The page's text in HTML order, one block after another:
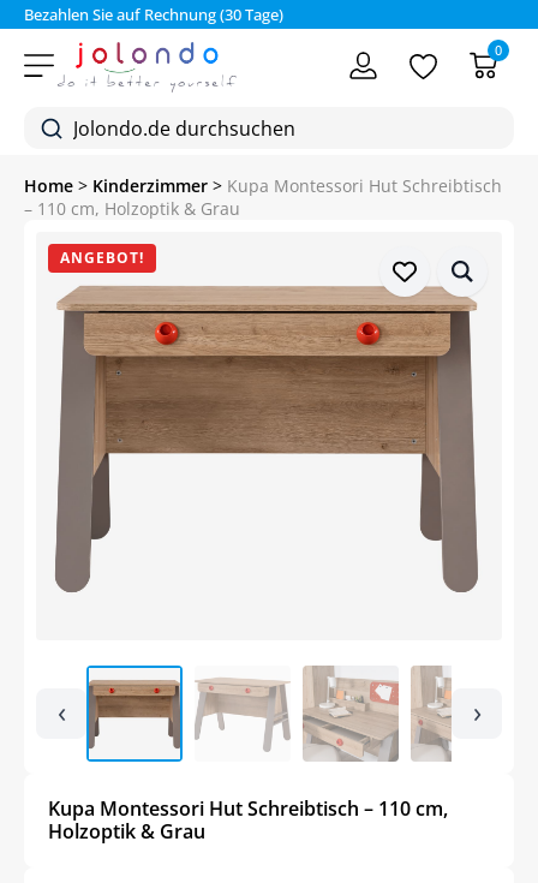
Bezahlen Sie auf Rechnung (30 Tage)
0
Home > Kinderzimmer > Kupa Montessori Hut Schreibtisch
– 110 cm, Holzoptik & Grau
ANGEBOT!
‹ ›
Kupa Montessori Hut Schreibtisch – 110 cm,
Holzoptik & Grau